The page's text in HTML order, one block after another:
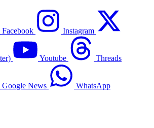
Facebook Instagram
Youtube Threads
Google News
WhatsApp